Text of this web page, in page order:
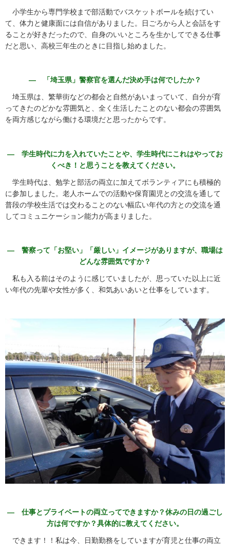
小学生から専門学校まで部活動でバスケットボールを続けてい
て、体力と健康面には自信がありました。日ごろから人と会話をす
ることが好きだったので、自身のいいところを生かしてできる仕事
だと思い、高校三年生のときに目指し始めました。
― 「埼玉県」警察官を選んだ決め手は何でしたか？
埼玉県は、繁華街などの都会と自然があいまっていて、自分が育
ってきたのどかな雰囲気と、全く生活したことのない都会の雰囲気
を両方感じながら働ける環境だと思ったからです。
― 学生時代に力を入れていたことや、学生時代にこれはやってお
くべき！と思うことを教えてください。
学生時代は、勉学と部活の両立に加えてボランティアにも積極的
に参加しました。老人ホームでの活動や保育園児との交流を通して
普段の学校生活では交わることのない幅広い年代の方との交流を通
してコミュニケーション能力が高まりました。
― 警察って「お堅い」「厳しい」イメージがありますが、職場は
どんな雰囲気ですか？
私も入る前はそのように感じていましたが、思っていた以上に近
い年代の先輩や女性が多く、和気あいあいと仕事をしています。
― 仕事とプライベートの両立ってできますか？休みの日の過ごし
方は何ですか？具体的に教えてください。
できます！！私は今、日勤勤務をしていますが育児と仕事の両立